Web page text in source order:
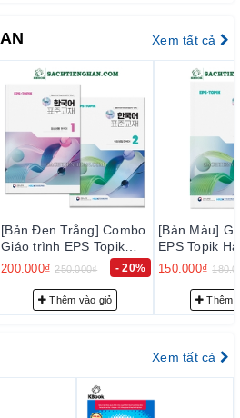
bản mới
hợp cao cấp 6sẽ đem đến nhiều
học hiệu quả: Phát triển toàn
hệ thống bài học được sắp xếp
được phân bổ thời gian hợp lý và
từng học viên giúp đạt được hiệu
áp dụng ngay vào thực tế nhờ
pháp gắn liền với đời sống, hệ
dày đặc giúp ghi nhớ siêu lâu miễn
lệch chỉ đọc được mà không giao
Hàn tổng hợp giúp bạn nhanh
Xem tất cả
[Bản Màu] Giáo trình
EPS Topik Hàn - Anh
Bản Mới 2024 Tập 2 -
EPS-Topik NEW 한국어
표준교재 2 (일상생활 한
국어)
150.000₫ 180.000₫ - 17%
Thêm vào giỏ
[Bản Màu]
EPS Topik
Bản Mới
표준교재 1 (
국어)
150.000₫
Thêm
Xem tất cả